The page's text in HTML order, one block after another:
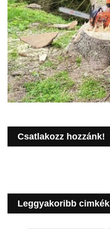
Csatlakozz hozzánk!
Leggyakoribb cimkék